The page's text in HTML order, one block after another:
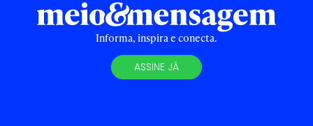
Informa, inspira e conecta.
ASSINE JÁ